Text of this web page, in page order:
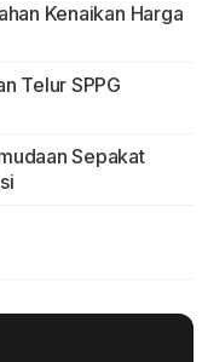
Kenaikan Harga
Telur SPPG
Sepakat